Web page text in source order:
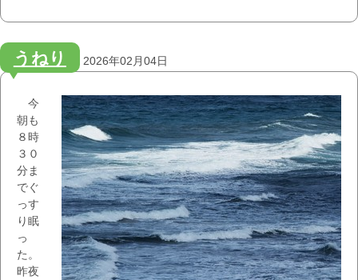
うねり 2026年02月04日
今
朝も
８時
３０
分ま
でぐ
っす
り眠
っ
た。
昨夜